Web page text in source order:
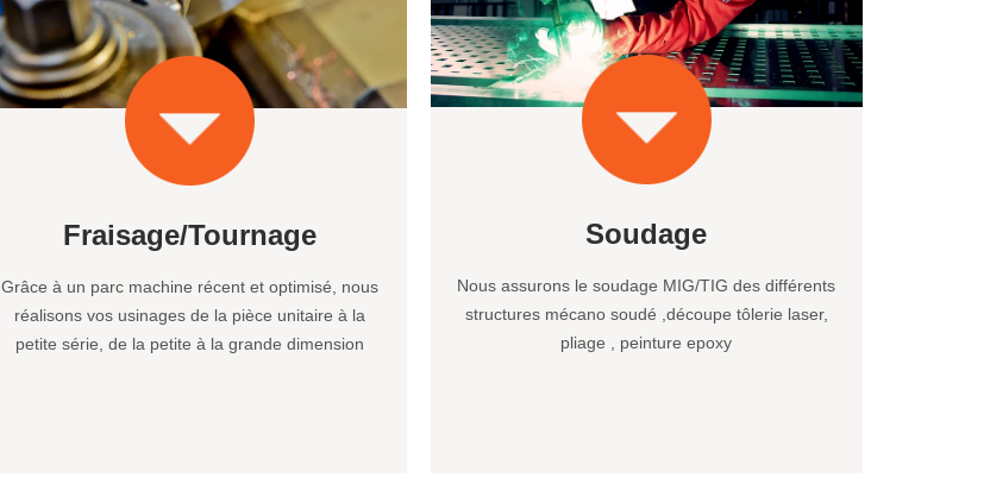
Fraisage/Tournage
Grâce à un parc machine récent et optimisé, nous
réalisons vos usinages de la pièce unitaire à la
petite série, de la petite à la grande dimension
Soudage
Nous assurons le soudage MIG/TIG des différents
structures mécano soudé ,découpe tôlerie laser,
pliage , peinture epoxy